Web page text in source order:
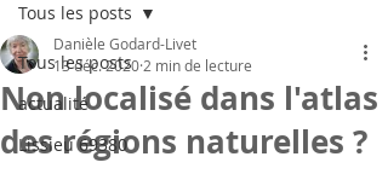
Tous les posts
actualité
Lissieu 69380
Tous les posts
Non localisé dans l'atlas
des régions naturelles ?
Danièle Godard-Livet
13 déc. 2020 2 min de lecture